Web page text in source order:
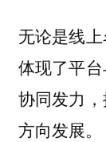
无论是线
体现了平
协同发力
方向发展。